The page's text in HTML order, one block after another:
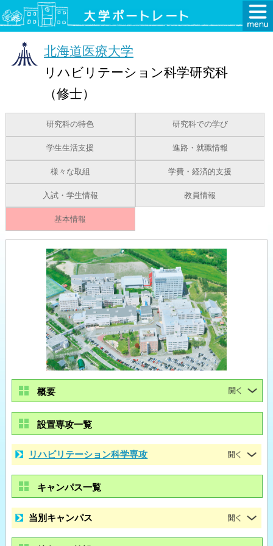
北海道医療大学
リハビリテーション科学研究科
（修士）
研究科の特色 研究科での学び
学生生活支援 進路・就職情報
様々な取組 学費・経済的支援
入試・学生情報 教員情報
基本情報
概要
設置専攻一覧
リハビリテーション科学専攻
キャンパス一覧
当別キャンパス